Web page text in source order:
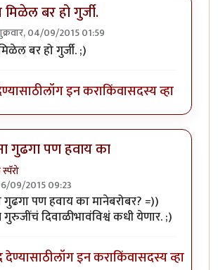
बर हो गुर्जी.
04/09/2015 01:59
मी पयला... देणार देनार..
बर हो गुर्जी. ;)
लॉग इन कराकिंवासदस्य व्हा
गुढगा पण हवाय का
09/2015 09:23
toफक्त मान मिळेल बर हो गुर्जी. by
पण हवाय का मानेबरोबर? =))
दिवाळीभावंविश्वं कधी येणार. ;)
देण्यासाठीलॉग इन कराकिंवासदस्य व्हा